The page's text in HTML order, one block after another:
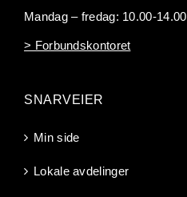
Mandag – fredag: 10.00-14.00
> Forbundskontoret
SNARVEIER
Min side
Lokale avdelinger